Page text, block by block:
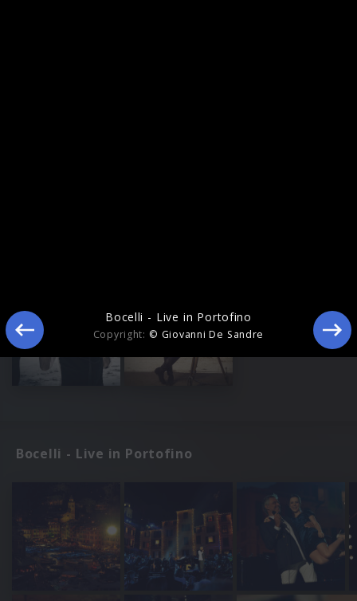
Bocelli - Live in Portofino
Bocelli - Live in Portofino
Copyright: © Giovanni De Sandre